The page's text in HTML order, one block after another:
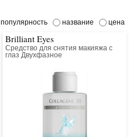
популярность название цена
Brilliant Eyes
Средство для снятия макияжа с
глаз Двухфазное